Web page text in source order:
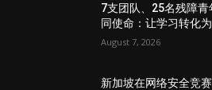
7支团队、25名残障
同使命：让学习转化
August 7, 2026
新加坡在网络安全竞